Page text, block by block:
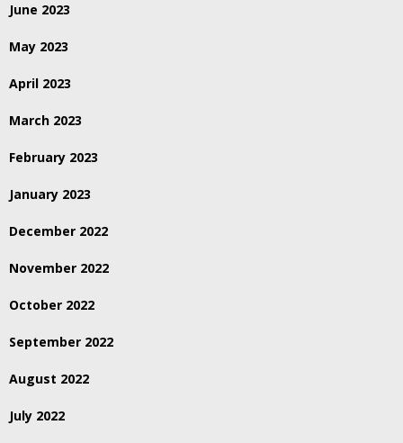
June 2023
May 2023
April 2023
March 2023
February 2023
January 2023
December 2022
November 2022
October 2022
September 2022
August 2022
July 2022